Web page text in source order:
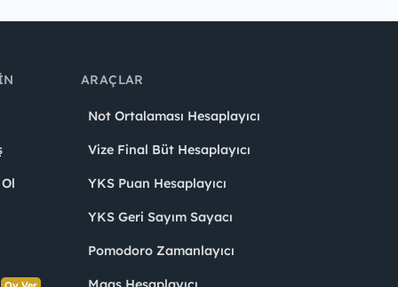
ARAÇLAR
Not Ortalaması Hesaplayıcı
Vize Final Büt Hesaplayıcı
YKS Puan Hesaplayıcı
YKS Geri Sayım Sayacı
Pomodoro Zamanlayıcı